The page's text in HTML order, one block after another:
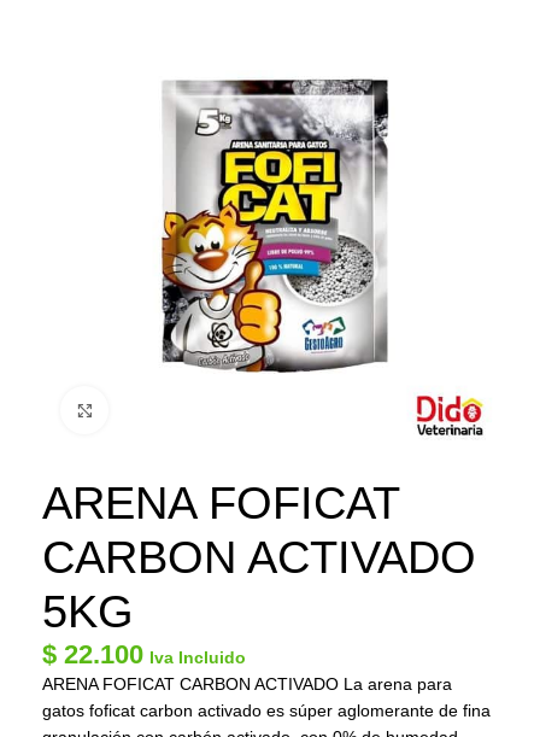
ARENA FOFICAT
CARBON ACTIVADO
5KG
$ 22.100 Iva Incluido
ARENA FOFICAT CARBON ACTIVADO La arena para
gatos foficat carbon activado es súper aglomerante de fina